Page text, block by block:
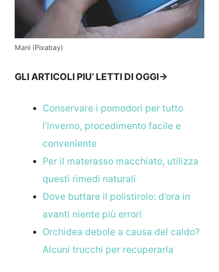
Mani (Pixabay)
GLI ARTICOLI PIU’ LETTI DI OGGI->
Conservare i pomodori per tutto
l’inverno, procedimento facile e
conveniente
Per il materasso macchiato, utilizza
questi rimedi naturali
Dove buttare il polistirolo: d’ora in
avanti niente più errori
Orchidea debole a causa del caldo?
Alcuni trucchi per recuperarla